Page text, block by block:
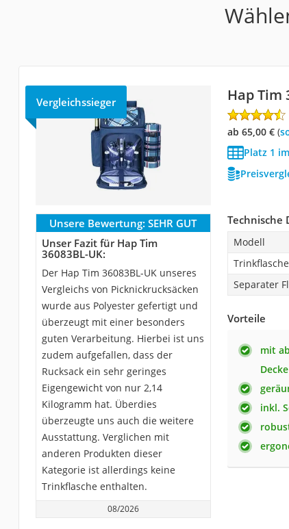
Vergleichssieger Hap Tim
ab 65,00 €(
Platz 1
Unsere Bewertung: SEHR GUT
Unser Fazit für Hap Tim
‎36083BL-UK:
Der Hap Tim 36083BL-UK unseres
Vergleichs von Picknickrucksäcken
wurde aus Polyester gefertigt und
überzeugt mit einer besonders
guten Verarbeitung. Hierbei ist uns
zudem aufgefallen, dass der
Rucksack ein sehr geringes
Eigengewicht von nur 2,14
Kilogramm hat. Überdies
überzeugte uns auch die weitere
Ausstattung. Verglichen mit
anderen Produkten dieser
Kategorie ist allerdings keine
Trinkflasche enthalten.
08/2026
Technische
Modell
Trinkflasche
Separater
Vorteile
mit
Decke
inkl.